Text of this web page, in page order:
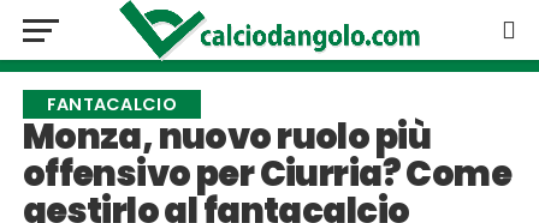
FANTACALCIO
Monza, nuovo ruolo più
offensivo per Ciurria? Come
gestirlo al fantacalcio